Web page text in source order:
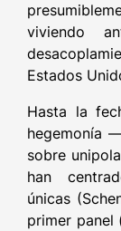
viviendo
Estados
Hasta la
hegemonía
sobre
han
únicas
primer panel